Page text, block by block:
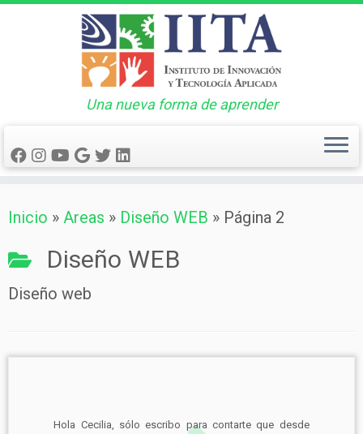
al
contenido
Una nueva forma de aprender
Inicio » Areas » Diseño WEB » Página 2
Diseño WEB
Diseño web
Hola Cecilia, sólo escribo para contarte que desde